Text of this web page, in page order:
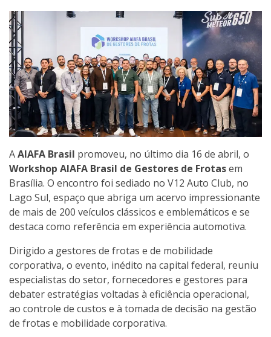
AAIAFA Brasil promoveu, no último dia 16 de abril, o
Workshop AIAFA Brasil de Gestores de Frotasem
Brasília. O encontro foi sediado no V12 Auto Club, no
Lago Sul, espaço que abriga um acervo impressionante
de mais de 200 veículos clássicos e emblemáticos e se
destaca como referência em experiência automotiva.
Dirigido a gestores de frotas e de mobilidade
corporativa, o evento, inédito na capital federal, reuniu
especialistas do setor, fornecedores e gestores para
debater estratégias voltadas à eficiência operacional,
ao controle de custos e à tomada de decisão na gestão
de frotas e mobilidade corporativa.